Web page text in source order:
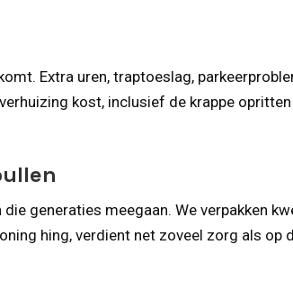
Extra uren, traptoeslag,
kost, inclusief de krappe
generaties meegaan. We verpakken
hing, verdient net zoveel zorg als op